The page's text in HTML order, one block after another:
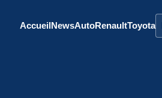
AccueilNewsAutoRenaultToyota